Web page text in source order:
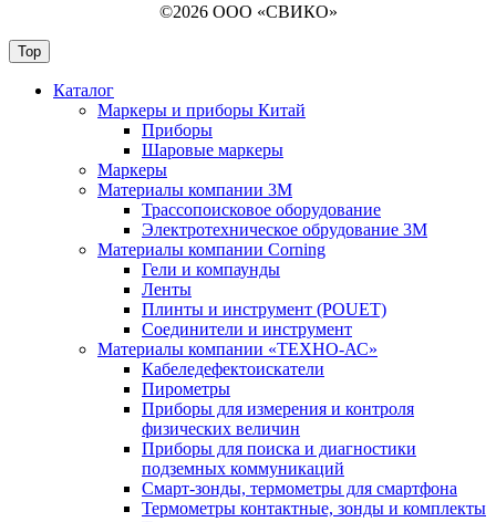
©2026 ООО «СВИКО»
Top
Каталог
Маркеры и приборы Китай
Приборы
Шаровые маркеры
Маркеры
Материалы компании 3М
Трассопоисковое оборудование
Электротехническое обрудование 3М
Материалы компании Corning
Гели и компаунды
Ленты
Плинты и инструмент (POUET)
Соединители и инструмент
Материалы компании «ТЕХНО-АС»
Кабеледефектоискатели
Пирометры
Приборы для измерения и контроля
физических величин
Приборы для поиска и диагностики
подземных коммуникаций
Смарт-зонды, термометры для смартфона
Термометры контактные, зонды и комплекты